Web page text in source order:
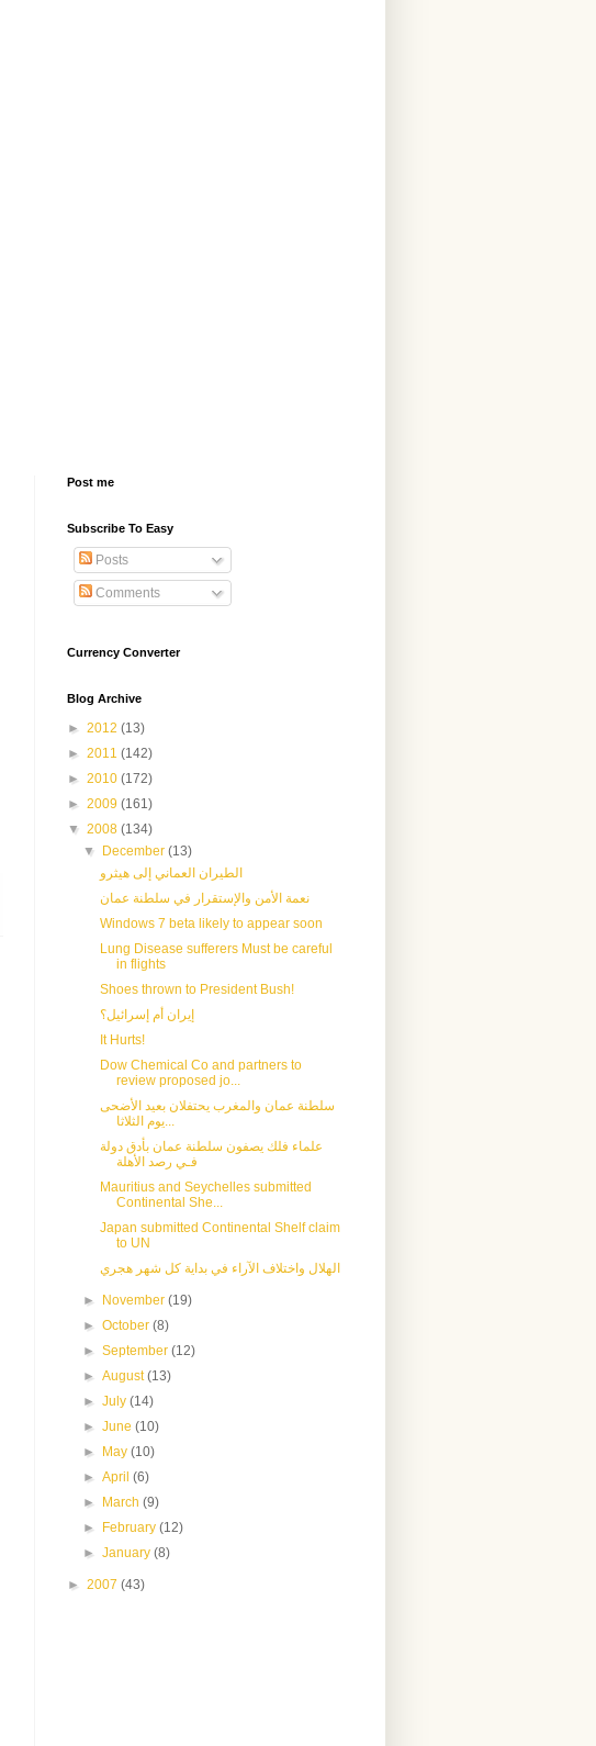
Post me
Subscribe To Easy
Posts
Comments
Currency Converter
Blog Archive
► 2012 (13)
► 2011 (142)
► 2010 (172)
► 2009 (161)
▼ 2008 (134)
▼
December(13)
الطيران العماني إلى هيثرو
نعمة الأمن والإستقرار في سلطنة عمان
Windows 7 beta likely to appear soon
Lung Disease sufferers Must be careful
in flights
Shoes thrown to President Bush!
إيران أم إسرائيل؟
It Hurts!
Dow Chemical Co and partners to
review proposed jo...
سلطنة عمان والمغرب يحتفلان بعيد الأضحى
يوم الثلاثا...
علماء فلك يصفون سلطنة عمان بأدق دولة
فـي رصد الأهلة
Mauritius and Seychelles submitted
Continental She...
Japan submitted Continental Shelf claim
to UN
الهلال واختلاف الآراء في بداية كل شهر هجري
► November(19)
►October(8)
►September(12)
►August(13)
►July(14)
►June(10)
►
May(10)
►April(6)
►
March(9)
►
February(12)
►January(8)
► 2007 (43)